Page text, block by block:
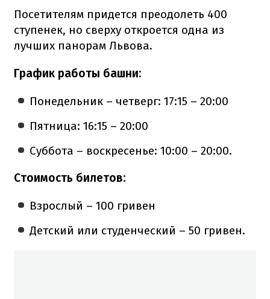
Посетителям придется преодолеть 400
ступенек, но сверху откроется одна из
лучших панорам Львова.
График работы башни:
Понедельник – четверг: 17:15 – 20:00
Пятница: 16:15 – 20:00
Суббота – воскресенье: 10:00 – 20:00.
Стоимость билетов:
Взрослый – 100 гривен
Детский или студенческий – 50 гривен.